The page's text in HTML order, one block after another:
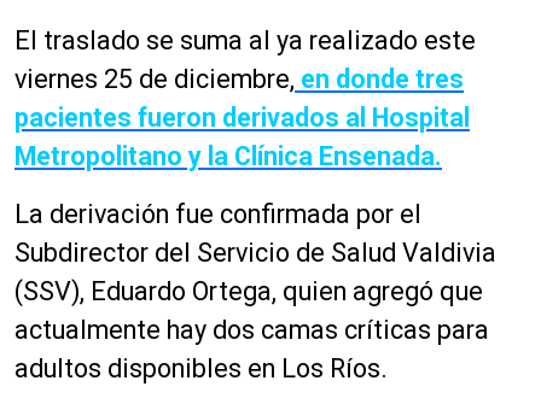
El traslado se suma al ya realizado este
viernes 25 de diciembre, en donde tres
pacientes fueron derivados al Hospital
Metropolitano y la Clínica Ensenada.
La derivación fue confirmada por el
Subdirector del Servicio de Salud Valdivia
(SSV), Eduardo Ortega, quien agregó que
actualmente hay dos camas críticas para
adultos disponibles en Los Ríos.